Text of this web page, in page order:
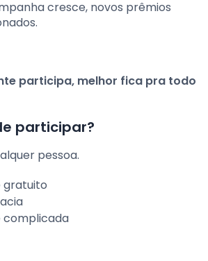
cresce, novos prêmios
participa, melhor fica pra todo
participar?
pessoa.
gratuito
complicada